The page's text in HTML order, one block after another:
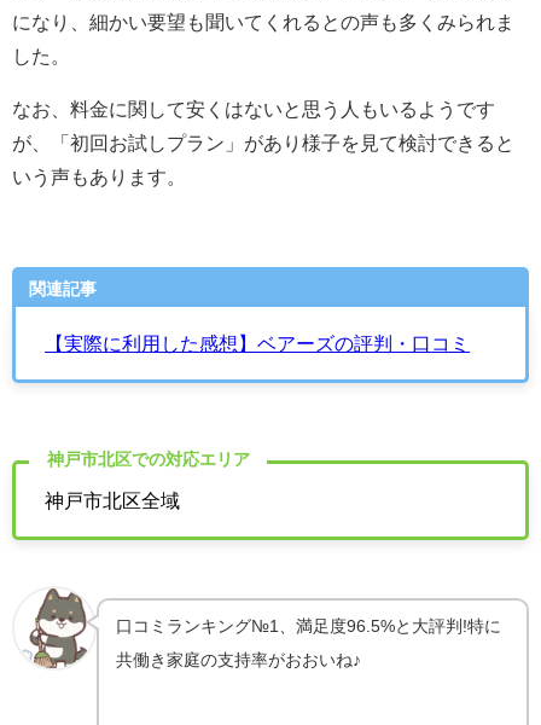
になり、細かい要望も聞いてくれるとの声も多くみられま
した。
なお、料金に関して安くはないと思う人もいるようです
が、「初回お試しプラン」があり様子を見て検討できると
いう声もあります。
関連記事
【実際に利用した感想】ベアーズの評判・口コミ
神戸市北区での対応エリア
神戸市北区全域
口コミランキング№1、満足度96.5%と大評判!特に
共働き家庭の支持率がおおいね♪